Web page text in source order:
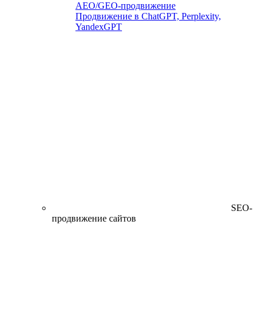
AEO/GEO-продвижение
Продвижение в ChatGPT, Perplexity,
YandexGPT
SEO-
продвижение сайтов